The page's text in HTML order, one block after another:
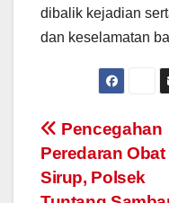
dibalik kejadian
dan keselamatan
Post
navigation
Pencegahan
Peredaran Obat
Sirup, Polsek